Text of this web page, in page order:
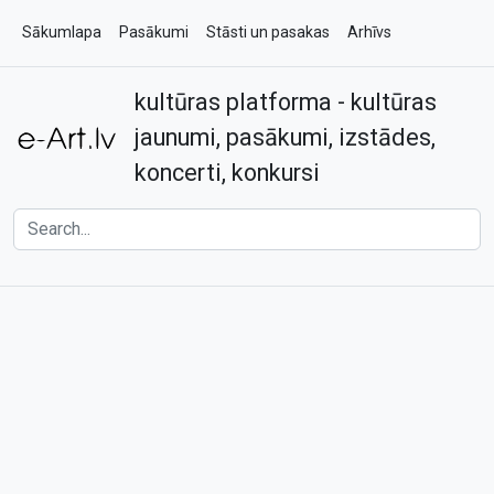
Sākumlapa Pasākumi Stāsti un pasakas Arhīvs
Kontakti
kultūras platforma - kultūras
jaunumi, pasākumi, izstādes,
koncerti, konkursi